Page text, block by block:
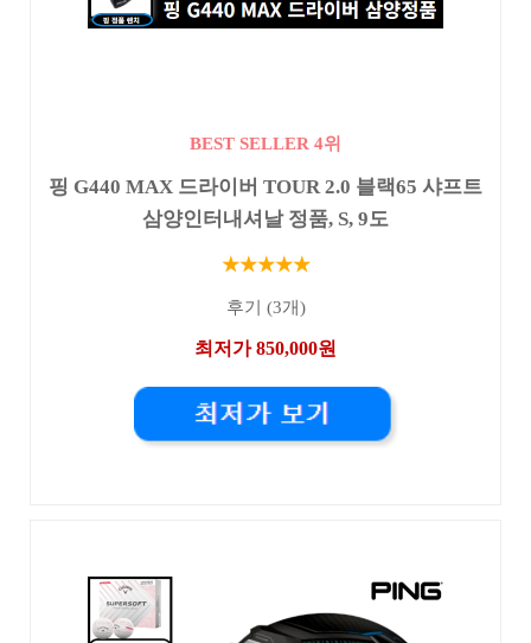
BEST SELLER 4위
핑 G440 MAX 드라이버 TOUR 2.0 블랙65 샤프트
삼양인터내셔날 정품, S, 9도
★★★★★
후기 (3개)
최저가 850,000원